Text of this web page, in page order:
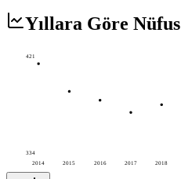
Yıllara Göre Nüfus
2014 2015 2016 2017 2018
421
334